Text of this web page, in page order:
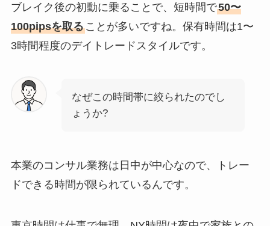
ブレイク後の初動に乗ることで、短時間で50〜
100pipsを取ることが多いですね。保有時間は1〜
3時間程度のデイトレードスタイルです。
なぜこの時間帯に絞られたのでし
ょうか?
本業のコンサル業務は日中が中心なので、トレー
ドできる時間が限られているんです。